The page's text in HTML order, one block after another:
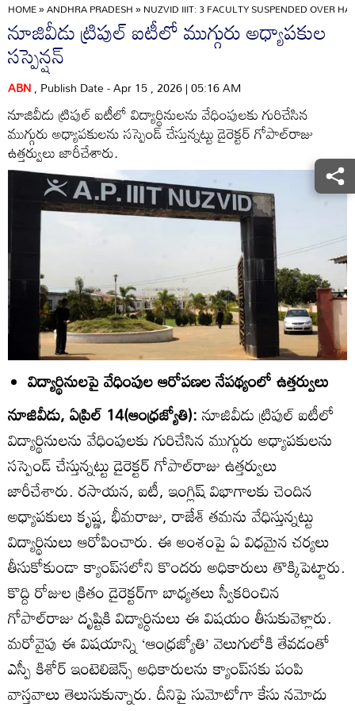
HOME»ANDHRA PRADESH»NUZVID IIIT: 3 FACULTY SUSPENDED OVER
నూజివీడు ట్రిపుల్‌ ఐటీలో ముగ్గురు అధ్యాపకుల
సస్పెన్షన్‌
ABN, Publish Date - Apr 15 , 2026 | 05:16 AM
నూజివీడు ట్రిపుల్‌ ఐటీలో విద్యార్థినులను వేధింపులకు గురిచేసిన
ముగ్గురు అధ్యాపకులను సస్పెండ్‌ చేస్తున్నట్టు డైరెక్టర్‌ గోపాల్‌రాజు
ఉత్తర్వులు జారీచేశారు.
విద్యార్థినులపై వేధింపుల ఆరోపణల నేపథ్యంలో ఉత్తర్వులు
నూజివీడు, ఏప్రిల్‌ 14(ఆంధ్రజ్యోతి):నూజివీడు ట్రిపుల్‌ ఐటీలో
విద్యార్థినులను వేధింపులకు గురిచేసిన ముగ్గురు అధ్యాపకులను
సస్పెండ్‌ చేస్తున్నట్టు డైరెక్టర్‌ గోపాల్‌రాజు ఉత్తర్వులు
జారీచేశారు. రసాయన, ఐటీ, ఇంగ్లిష్‌ విభాగాలకు చెందిన
అధ్యాపకులు కృష్ణ, భీమరాజు, రాజేశ్‌ తమను వేధిస్తున్నట్టు
విద్యార్థినులు ఆరోపించారు. ఈ అంశంపై ఏ విధమైన చర్యలు
తీసుకోకుండా క్యాంప్‌సలోని కొందరు అధికారులు తొక్కిపెట్టారు.
కొద్ది రోజుల క్రితం డైరెక్టర్‌గా బాధ్యతలు స్వీకరించిన
గోపాల్‌రాజు దృష్టికి విద్యార్ధినులు ఈ విషయం తీసుకువెళ్లారు.
మరోవైపు ఈ విషయాన్ని ‘ఆంధ్రజ్యోతి’ వెలుగులోకి తేవడంతో
ఎస్పీ కిశోర్‌ ఇంటెలిజెన్స్‌ అధికారులను క్యాంప్‌సకు పంపి
వాస్తవాలు తెలుసుకున్నారు. దీనిపై సుమోటోగా కేసు నమోదు